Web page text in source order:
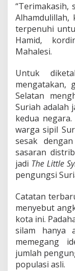
“Terimakasih,
terpenuhi
Hamid,
Mahalesi.
Untuk
mengatakan,
Selatan
Suriah adalah
kedua
warga sipil
sesak
sasaran
jadi The Little
pengungsi
Catatan
menyebut
kota ini.
silam hanya
memegang
jumlah
populasi asli.